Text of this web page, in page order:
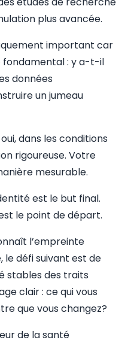
plus avancée.
important car
fondamental : y a-t-il
données
un jumeau
dans les conditions
rigoureuse. Votre
mesurable.
est le but final.
le point de départ.
l’empreinte
le défi suivant est de
stables des traits
clair : ce qui vous
que vous changez?
de la santé